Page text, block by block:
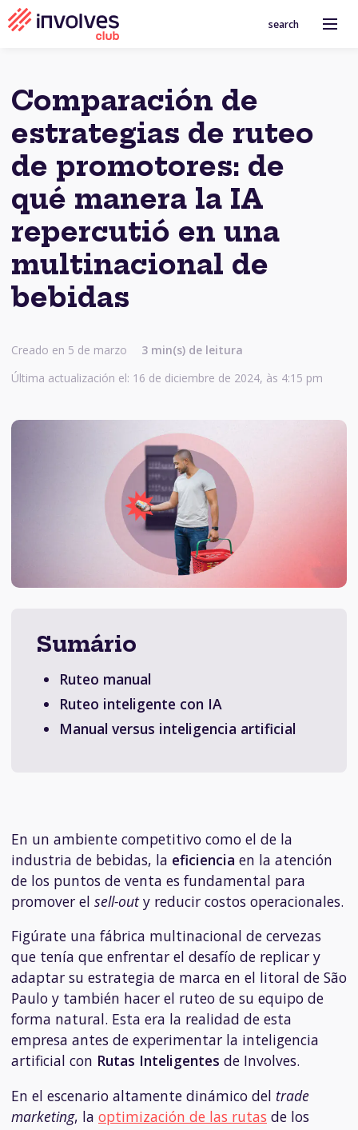
search
Comparación de
estrategias de ruteo
de promotores: de
qué manera la IA
repercutió en una
multinacional de
bebidas
Creado en 5 de marzo
3 min(s) de leitura
Última actualización el: 16 de diciembre de 2024, às 4:15 pm
Sumário
Ruteo manual
Ruteo inteligente con IA
Manual versus inteligencia artificial
En un ambiente competitivo como el de la
industria de bebidas, la eficiencia en la atención
de los puntos de venta es fundamental para
promover el sell-outy reducir costos operacionales.
Figúrate una fábrica multinacional de cervezas
que tenía que enfrentar el desafío de replicar y
adaptar su estrategia de marca en el litoral de São
Paulo y también hacer el ruteo de su equipo de
forma natural. Esta era la realidad de esta
empresa antes de experimentar la inteligencia
artificial con Rutas Inteligentes de Involves.
En el escenario altamente dinámico del trade
marketing, la optimización de las rutas de los